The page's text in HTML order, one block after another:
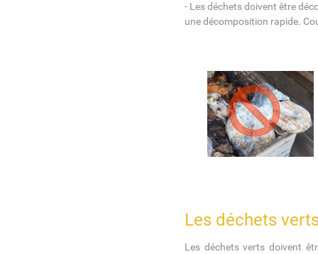
- Les déchets doivent être
une décomposition rapide.
Les déchets
Les déchets verts doivent